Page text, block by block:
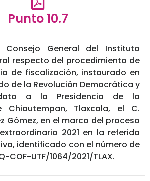
Punto 10.7
Consejo General del Instituto
respecto del procedimiento de
de fiscalización, instaurado en
de la Revolución Democrática y
a la Presidencia de la
Chiautempan, Tlaxcala, el C.
Gómez, en el marco del proceso
2021 en la referida
identificado con el número de
COF-UTF/1064/2021/TLAX.